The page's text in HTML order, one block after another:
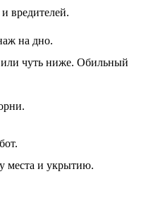
вредителей.
на дно.
чуть ниже. Обильный
места и укрытию.